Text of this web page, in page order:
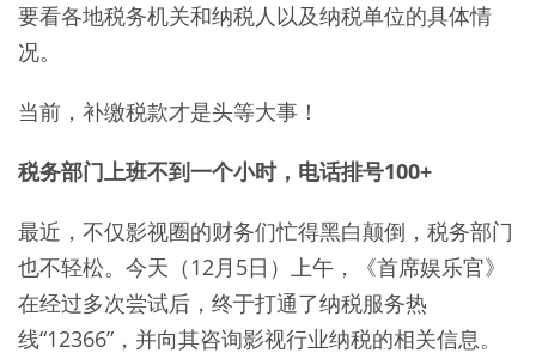
要看各地税务机关和纳税人以及纳税单位的具体情
况。
当前，补缴税款才是头等大事！
税务部门上班不到一个小时，电话排号100+
最近，不仅影视圈的财务们忙得黑白颠倒，税务部门
也不轻松。今天（12月5日）上午，《首席娱乐官》
在经过多次尝试后，终于打通了纳税服务热
线“12366”，并向其咨询影视行业纳税的相关信息。